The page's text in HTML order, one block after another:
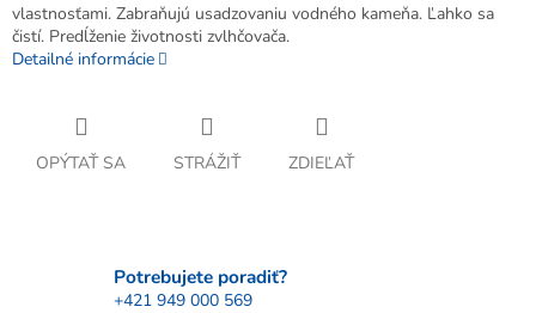
vlastnosťami. Zabraňujú usadzovaniu vodného kameňa. Ľahko sa
čistí. Predĺženie životnosti zvlhčovača.
Detailné informácie
OPÝTAŤ SA STRÁŽIŤ ZDIEĽAŤ
Potrebujete poradiť?
+421 949 000 569